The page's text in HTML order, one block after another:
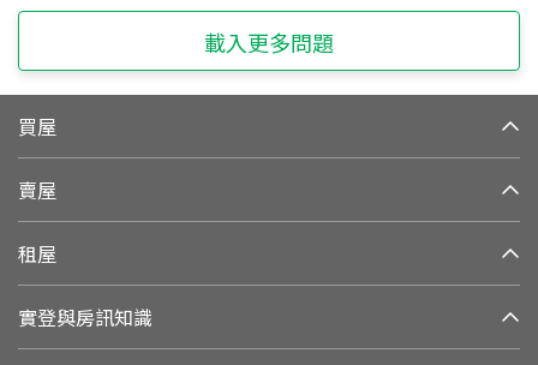
載入更多問題
買屋
賣屋
租屋
實登與房訊知識